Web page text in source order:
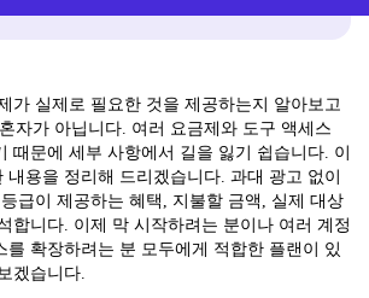
가 실제로 필요한 것을 제공하는지 알아보고
자가 아닙니다. 여러 요금제와 도구 액세스
때문에 세부 사항에서 길을 잃기 쉽습니다. 이
내용을 정리해 드리겠습니다. 과대 광고 없이
급이 제공하는 혜택, 지불할 금액, 실제 대상
합니다. 이제 막 시작하려는 분이나 여러 계정
를 확장하려는 분 모두에게 적합한 플랜이 있
겠습니다.